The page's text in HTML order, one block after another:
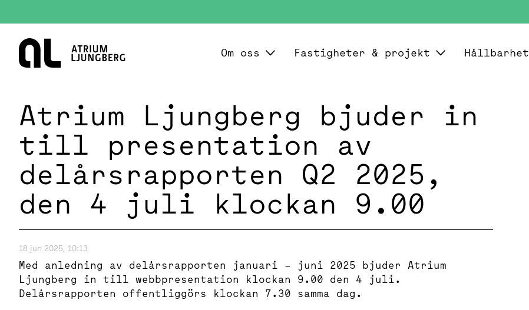
Hem
Om oss Fastigheter & projekt Hållbarhet
Atrium Ljungberg bjuder in
till presentation av
delårsrapporten Q2 2025,
den 4 juli klockan 9.00
18 jun 2025, 10:13
Med anledning av delårsrapporten januari – juni 2025 bjuder Atrium
Ljungberg in till webbpresentation klockan 9.00 den 4 juli.
Delårsrapporten offentliggörs klockan 7.30 samma dag.